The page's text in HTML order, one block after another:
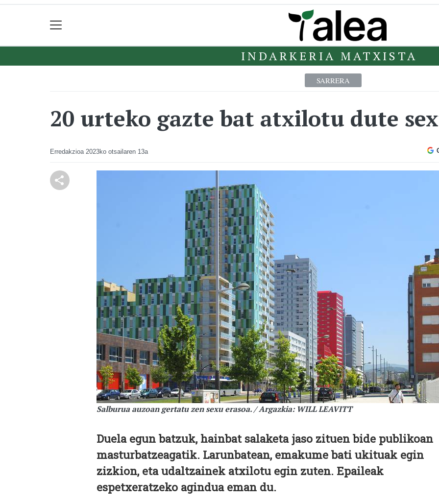
INDARKERIA MATXISTA
SARRERA
20 urteko gazte bat atxilotu dute
Erredakzioa 2023ko otsailaren 13a
Salburua auzoan gertatu zen sexu erasoa. / Argazkia: WILL LEAVITT
Duela egun batzuk, hainbat salaketa jaso zituen bide publikoan
masturbatzeagatik. Larunbatean, emakume bati ukituak egin
zizkion, eta udaltzainek atxilotu egin zuten. Epaileak
espetxeratzeko agindua eman du.